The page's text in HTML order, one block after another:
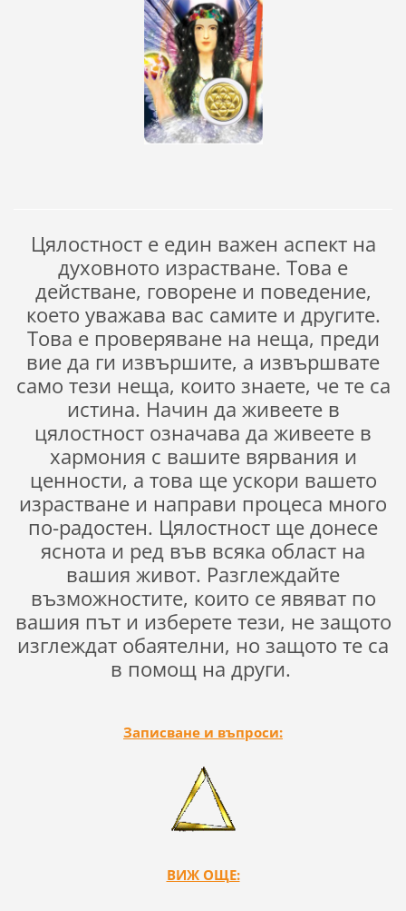
Цялостност е един важен аспект на
духовното израстване. Това е
действане, говорене и поведение,
което уважава вас самите и другите.
Това е проверяване на неща, преди
вие да ги извършите, а извършвате
само тези неща, които знаете, че те са
истина. Начин да живеете в
цялостност означава да живеете в
хармония с вашите вярвания и
ценности, а това ще ускори вашето
израстване и направи процеса много
по-радостен. Цялостност ще донесе
яснота и ред във всяка област на
вашия живот. Разглеждайте
възможностите, които се явяват по
вашия път и изберете тези, не защото
изглеждат обаятелни, но защото те са
в помощ на други.
Записване и въпроси:
ВИЖ ОЩЕ: